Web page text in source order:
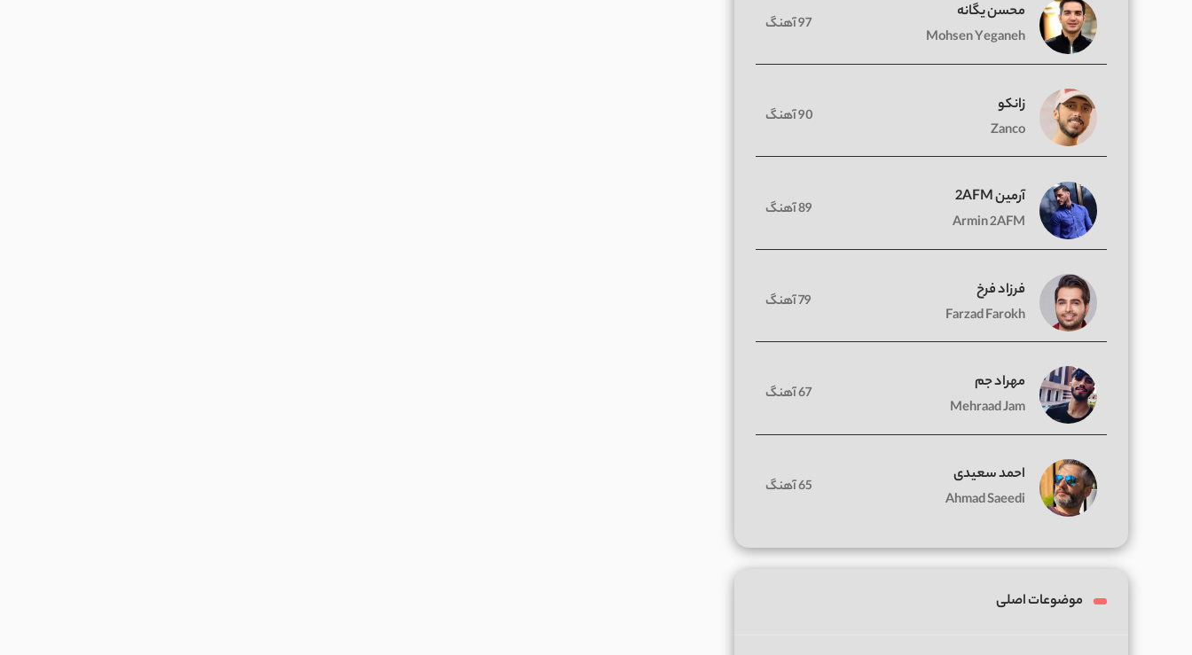
محسن یگانه
Mohsen Yeganeh
97 آهنگ
زانکو
Zanco
90 آهنگ
آرمین 2AFM
Armin 2AFM
89 آهنگ
فرزاد فرخ
Farzad Farokh
79 آهنگ
مهراد جم
Mehraad Jam
67 آهنگ
احمد سعیدی
Ahmad Saeedi
65 آهنگ
موضوعات اصلی